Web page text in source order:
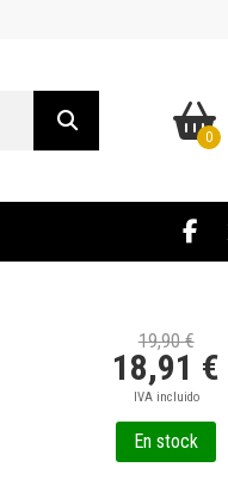
0
19,90 €
18,91 €
IVA incluido
En stock